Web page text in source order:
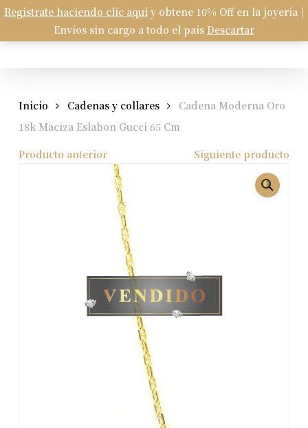
Registrate haciendo clic aquí y obtene 10% Off en la joyería |
Envíos sin cargo a todo el país Descartar
Skip
main
search
Carrito Cart
Inicio Cadenas y collares
Cadena Moderna Oro
18k Maciza Eslabon Gucci 65 Cm
Producto anterior
Siguiente producto